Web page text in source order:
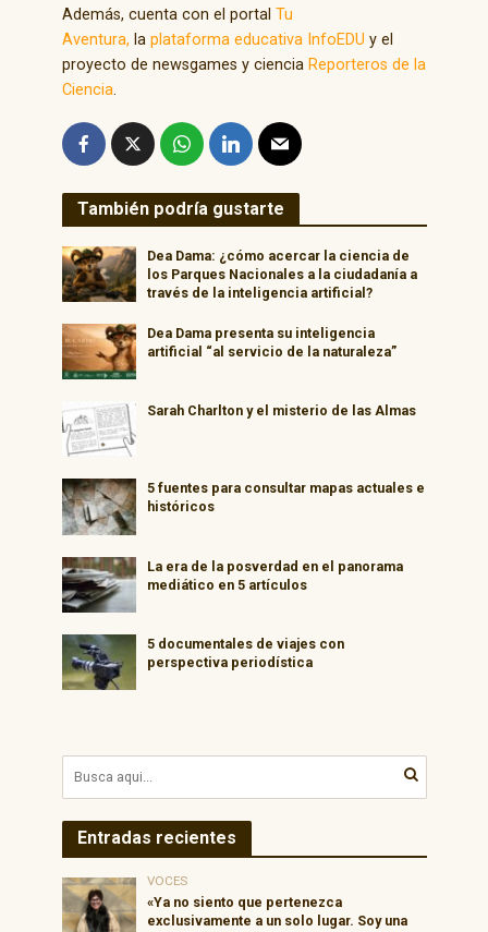
Además, cuenta con el portal Tu
Aventura, la plataforma educativa InfoEDU y el
proyecto de newsgames y ciencia Reporteros de la
Ciencia.
También podría gustarte
Dea Dama: ¿cómo acercar la ciencia de
los Parques Nacionales a la ciudadanía a
través de la inteligencia artificial?
Dea Dama presenta su inteligencia
artificial “al servicio de la naturaleza”
Sarah Charlton y el misterio de las Almas
5 fuentes para consultar mapas actuales e
históricos
La era de la posverdad en el panorama
mediático en 5 artículos
5 documentales de viajes con
perspectiva periodística
Entradas recientes
VOCES
«Ya no siento que pertenezca
exclusivamente a un solo lugar. Soy una